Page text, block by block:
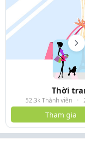
Thời
52.3k Thành viên ·
Tham gia